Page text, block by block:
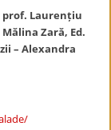
prof. Laurențiu
Zară, Ed.
– Alexandra